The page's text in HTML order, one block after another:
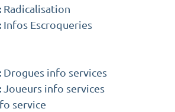
Radicalisation
Infos Escroqueries
Drogues info services
Joueurs info services
service